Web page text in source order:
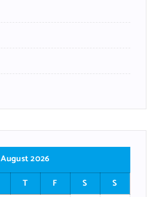
August 2026
T F S
S